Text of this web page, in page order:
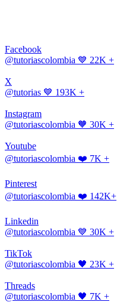
Facebook
@tutoriascolombia 💙 22K +
X
@tutorias 💙 193K +
Instagram
@tutoriascolombia 🧡 30K +
Youtube
@tutoriascolombia ❤️ 7K +
Pinterest
@tutoriascolombia ❤️ 142K+
Linkedin
@tutoriascolombia 💙 30K +
TikTok
@tutoriascolombia 🖤 23K +
Threads
@tutoriascolombia 🖤 7K +